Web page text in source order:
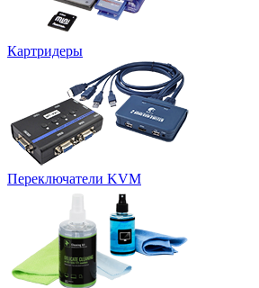
Картридеры
Переключатели KVM